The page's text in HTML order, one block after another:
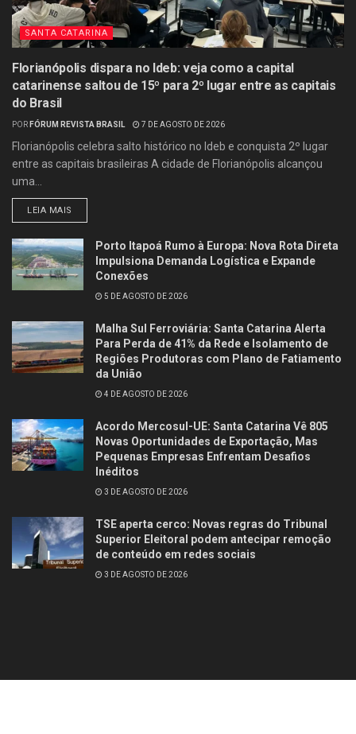
SANTA CATARINA
Florianópolis dispara no Ideb: veja como a capital
catarinense saltou de 15º para 2º lugar entre as capitais
do Brasil
POR FÓRUM REVISTA BRASIL 7 DE AGOSTO DE 2026
Florianópolis celebra salto histórico no Ideb e conquista 2º lugar
entre as capitais brasileiras A cidade de Florianópolis alcançou
uma...
LEIA MAIS
Porto Itapoá Rumo à Europa: Nova Rota Direta
Impulsiona Demanda Logística e Expande
Conexões
5 DE AGOSTO DE 2026
Malha Sul Ferroviária: Santa Catarina Alerta
Para Perda de 41% da Rede e Isolamento de
Regiões Produtoras com Plano de Fatiamento
da União
4 DE AGOSTO DE 2026
Acordo Mercosul-UE: Santa Catarina Vê 805
Novas Oportunidades de Exportação, Mas
Pequenas Empresas Enfrentam Desafios
Inéditos
3 DE AGOSTO DE 2026
TSE aperta cerco: Novas regras do Tribunal
Superior Eleitoral podem antecipar remoção
de conteúdo em redes sociais
3 DE AGOSTO DE 2026